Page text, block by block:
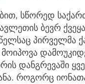
სწორედ
ბევრ
პირველმა
დანგრევაში
როგორც